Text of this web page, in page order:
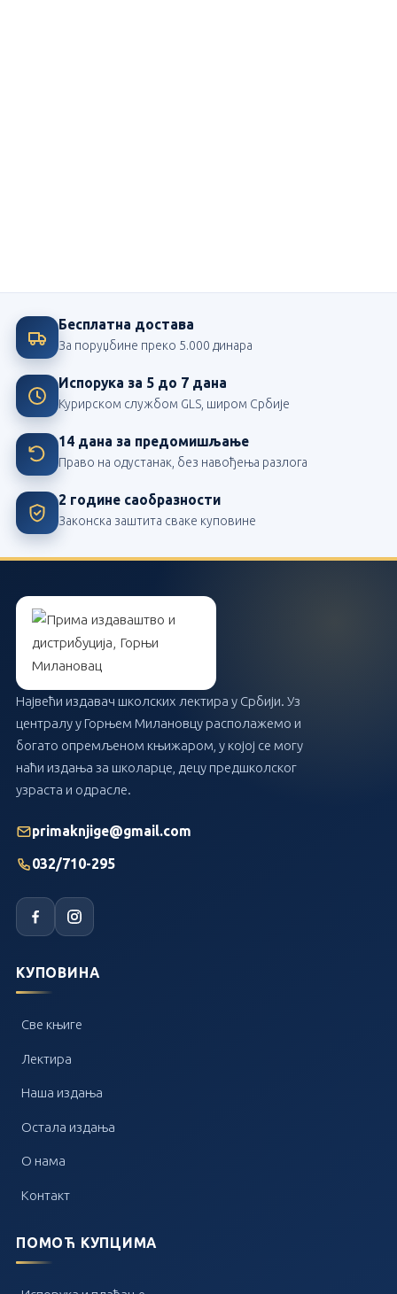
Бесплатна достава
За поруџбине преко 5.000 динара
Испорука за 5 до 7 дана
Курирском службом GLS, широм Србије
14 дана за предомишљање
Право на одустанак, без навођења разлога
2 године саобразности
Законска заштита сваке куповине
Највећи издавач школских лектира у Србији. Уз
централу у Горњем Милановцу располажемо и
богато опремљеном књижаром, у којој се могу
наћи издања за школарце, децу предшколског
узраста и одрасле.
primaknjige@gmail.com
032/710-295
КУПОВИНА
Све књиге
Лектира
Наша издања
Остала издања
О нама
Контакт
ПОМОЋ КУПЦИМА